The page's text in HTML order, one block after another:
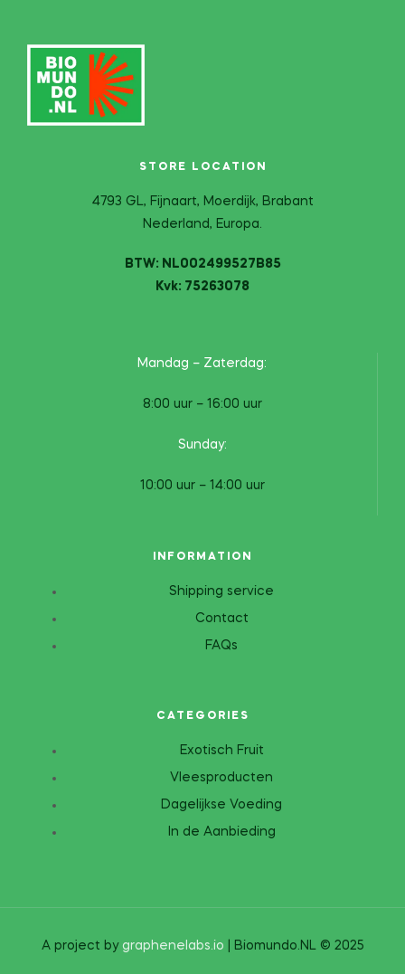
STORE LOCATION
4793 GL, Fijnaart, Moerdijk, Brabant
Nederland, Europa.
BTW: NL002499527B85
Kvk: 75263078
Mandag – Zaterdag:
8:00 uur – 16:00 uur
Sunday:
10:00 uur – 14:00 uur
INFORMATION
Shipping service
Contact
FAQs
CATEGORIES
Exotisch Fruit
Vleesproducten
Dagelijkse Voeding
In de Aanbieding
A project by graphenelabs.io | Biomundo.NL © 2025